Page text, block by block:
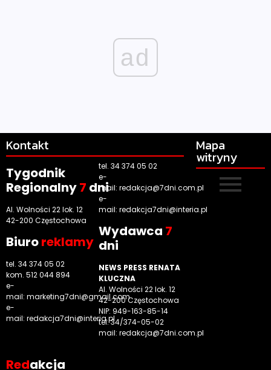
ad
Kontakt
Tygodnik
Regionalny7 dni
Al. Wolności 22 lok. 12
42-200 Częstochowa
Biuroreklamy
tel. 34 374 05 02
kom. 512 044 894
e-
mail: marketing7dni@gmail.com
e-
mail: redakcja7dni@interia.pl
Redakcja
tel. 34 374 05 02
e-
mail: redakcja@7dni.com.pl
e-
mail: redakcja7dni@interia.pl
Wydawca 7
dni
NEWS PRESS RENATA
KLUCZNA
Al. Wolności 22 lok. 12
42-200 Częstochowa
NIP: 949-163-85-14
tel. 34/374-05-02
mail: redakcja@7dni.com.pl
Mapa
witryny